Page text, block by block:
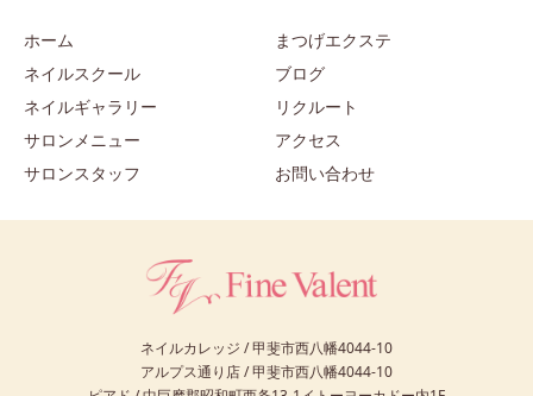
ホーム
ネイルスクール
ネイルギャラリー
サロンメニュー
サロンスタッフ
まつげエクステ
ブログ
リクルート
アクセス
お問い合わせ
ネイルカレッジ / 甲斐市西八幡4044-10
アルプス通り店 / 甲斐市西八幡4044-10